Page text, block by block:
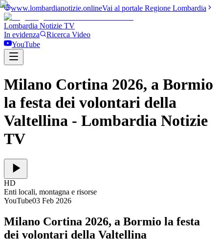
www.lombardianotizie.onlineVai al portale Regione Lombardia
Lombardia Notizie TV
In evidenza
Ricerca Video
YouTube
Milano Cortina 2026, a Bormio
la festa dei volontari della
Valtellina - Lombardia Notizie
TV
HD
Enti locali, montagna e risorse
YouTube03 Feb 2026
Milano Cortina 2026, a Bormio la festa
dei volontari della Valtellina